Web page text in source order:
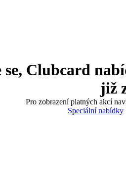
se, Clubcard
již
Pro zobrazení platných akcí
Speciální nabídky